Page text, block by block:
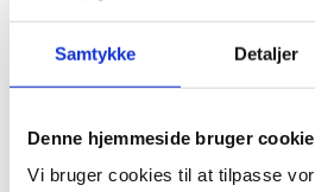
Samtykke Detaljer
Denne hjemmeside bruger
Vi bruger cookies til at tilpasse
Køles ned og opbevares i
Støbes i kugleform 15mm
Ø30x15mm